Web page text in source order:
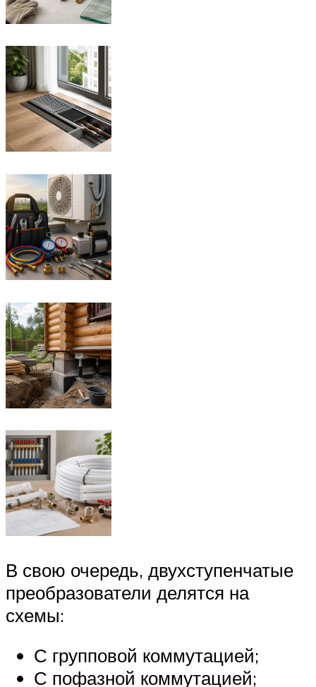
В свою очередь, двухступенчатые
преобразователи делятся на
схемы:
С групповой коммутацией;
С пофазной коммутацией;